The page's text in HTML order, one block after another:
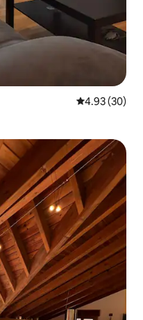
Calificación
4.93 (30)